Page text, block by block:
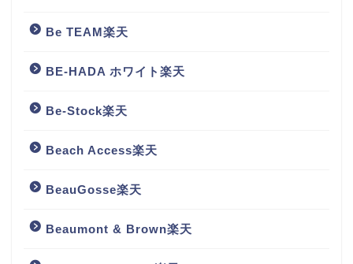
Be TEAM楽天
BE-HADA ホワイト楽天
Be-Stock楽天
Beach Access楽天
BeauGosse楽天
Beaumont & Brown楽天